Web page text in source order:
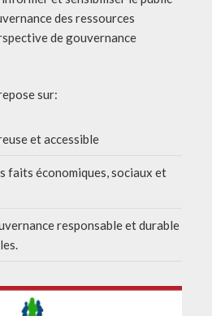
des ressources
de gouvernance
sur:
et accessible
faits économiques, sociaux et
responsable et durable